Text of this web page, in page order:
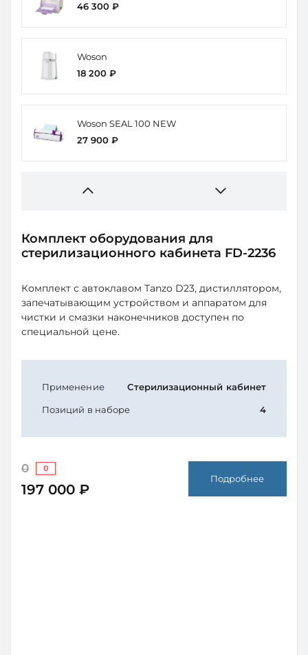
Комплект оборудования для
стерилизационного кабинета FD-2236
Комплект с автоклавом Tanzo D23, дистиллятором,
запечатывающим устройством и аппаратом для
чистки и смазки наконечников доступен по
специальной цене.
Применение Стерилизационный кабинет
Позиций в наборе 4
0 0
197 000 ₽
Подробнее
46 300 ₽
Woson
18 200 ₽
Woson SEAL 100 NEW
27 900 ₽